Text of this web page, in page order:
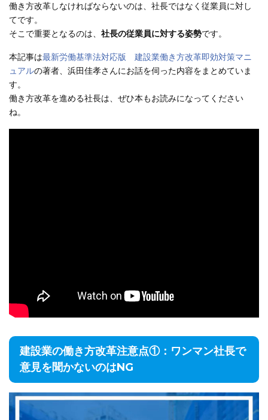
働き方改革しなければならないのは、社長ではなく従業員に対し
てです。
そこで重要となるのは、 社長の従業員に対する姿勢です。
本記事は最新労働基準法対応版 建設業働き方改革即効対策マニ
ュアルの著者、浜田佳孝さんにお話を伺った内容をまとめていま
す。
働き方改革を進める社長は、ぜひ本もお読みになってください
ね。
建設業の働き方改革注意点①：ワンマン社長で
意見を聞かないのはNG